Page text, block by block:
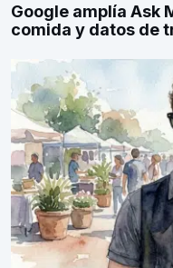
Google amplía Ask
comida y datos de